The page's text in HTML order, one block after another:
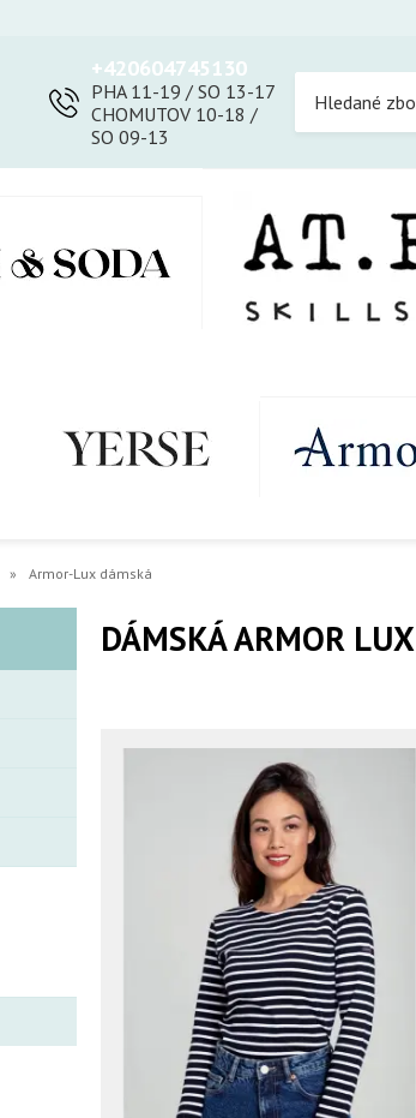
+420604745130
PHA 11-19 / SO 13-17
CHOMUTOV 10-18 /
SO 09-13
Armor-Lux dámská
DÁMSKÁ ARMOR LUX